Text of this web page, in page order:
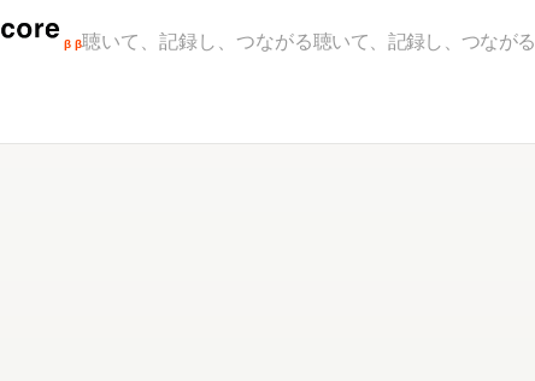
β β聴いて、記録し、つながる聴いて、記録し、つながる